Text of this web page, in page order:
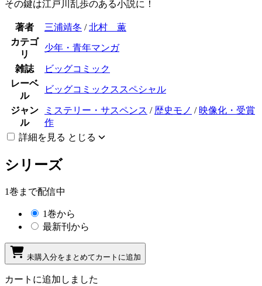
その鍵は江戸川乱歩のある小説に！
著者 三浦靖冬 /北村 薫
カテゴ
リ
少年・青年マンガ
雑誌
ビッグコミック
レーベ
ル
ビッグコミックススペシャル
ジャン
ル
ミステリー・サスペンス / 歴史モノ / 映像化・受賞
作
詳細を見る とじる
シリーズ
1巻まで配信中
1巻から
最新刊から
未購入分をまとめてカートに追加
カートに追加しました